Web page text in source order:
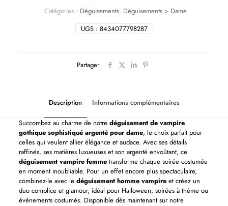
UGS : 8434077798287
Catégories : Déguisements, Déguisements > Dame
Partager
Description Informations complémentaires
Succombez au charme de notre déguisement de vampire
gothique sophistiqué argenté pour dame, le choix parfait pour
celles qui veulent allier élégance et audace. Avec ses détails
raffinés, ses matières luxueuses et son argenté envoûtant, ce
déguisement vampire femmetransforme chaque soirée costumée
en moment inoubliable. Pour un effet encore plus spectaculaire,
combinez-le avec le déguisement homme vampireet créez un
duo complice et glamour, idéal pour Halloween, soirées à thème ou
événements costumés. Disponible dès maintenant sur notre